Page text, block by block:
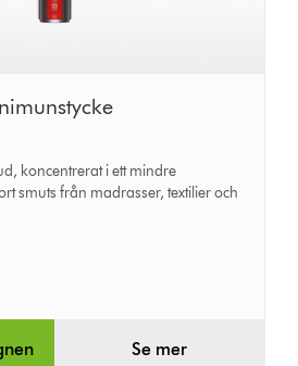
koncentrerat i ett mindre
smuts från madrasser, textilier och
Se mer